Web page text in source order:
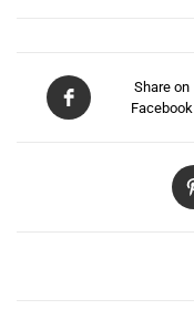
Share on
Facebook